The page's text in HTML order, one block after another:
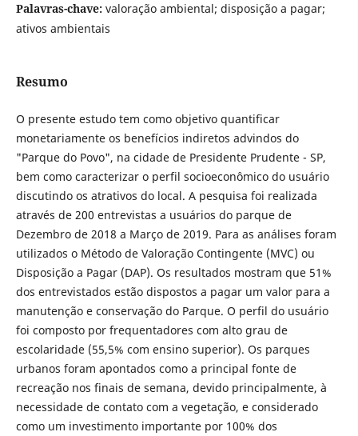
Palavras-chave: valoração ambiental; disposição a pagar;
ativos ambientais
Resumo
O presente estudo tem como objetivo quantificar
monetariamente os benefícios indiretos advindos do
"Parque do Povo", na cidade de Presidente Prudente - SP,
bem como caracterizar o perfil socioeconômico do usuário
discutindo os atrativos do local. A pesquisa foi realizada
através de 200 entrevistas a usuários do parque de
Dezembro de 2018 a Março de 2019. Para as análises foram
utilizados o Método de Valoração Contingente (MVC) ou
Disposição a Pagar (DAP). Os resultados mostram que 51%
dos entrevistados estão dispostos a pagar um valor para a
manutenção e conservação do Parque. O perfil do usuário
foi composto por frequentadores com alto grau de
escolaridade (55,5% com ensino superior). Os parques
urbanos foram apontados como a principal fonte de
recreação nos finais de semana, devido principalmente, à
necessidade de contato com a vegetação, e considerado
como um investimento importante por 100% dos